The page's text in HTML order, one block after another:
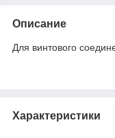
Описание
Для винтового
Характеристики